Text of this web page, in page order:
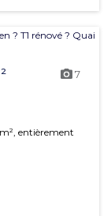
7
entièrement